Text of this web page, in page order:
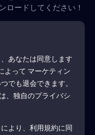
ロードしてください！
あなたは同意します
よって マーケティン
でも退会できます。
、独自のプライバシ
より、利用規約に同